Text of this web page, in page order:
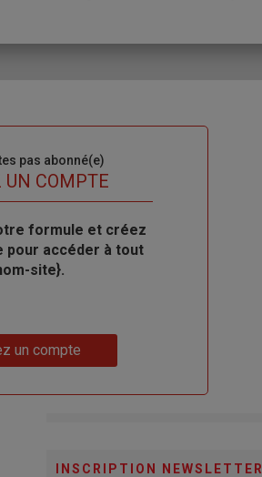
pas abonné(e)
UN COMPTE
formule et créez
pour accéder à tout
site}.
un compte
INSCRIPTION NEWSLETTER